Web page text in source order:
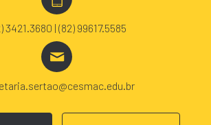
3421.3680 | (82) 99617.5585